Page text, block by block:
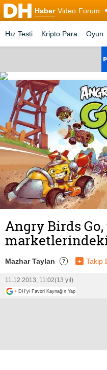
Haber Video Forum
Hız Testi Kripto Para Oyun
Angry Birds
Mazhar Taylan ? + Takip
11.12.2013, 11:02(13 yıl)
+ DH'yi Favori Kaynağın Yap